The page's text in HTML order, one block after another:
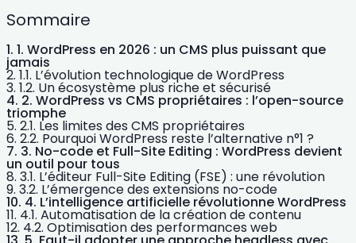
Sommaire
1. WordPress en 2026 : un CMS plus puissant que
jamais
1.1. L’évolution technologique de WordPress
1.2. Un écosystème plus riche et sécurisé
2. WordPress vs CMS propriétaires : l’open-source
triomphe
2.1. Les limites des CMS propriétaires
2.2. Pourquoi WordPress reste l’alternative n°1 ?
3. No-code et Full-Site Editing : WordPress devient
un outil pour tous
3.1. L’éditeur Full-Site Editing (FSE) : une révolution
3.2. L’émergence des extensions no-code
4. L’intelligence artificielle révolutionne WordPress
4.1. Automatisation de la création de contenu
4.2. Optimisation des performances web